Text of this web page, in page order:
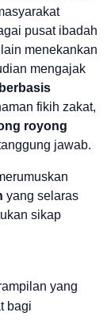
pusat ibadah
menekankan
mengajak
fikih zakat,
royong
jawab.
yang selaras
sikap
yang
bagi